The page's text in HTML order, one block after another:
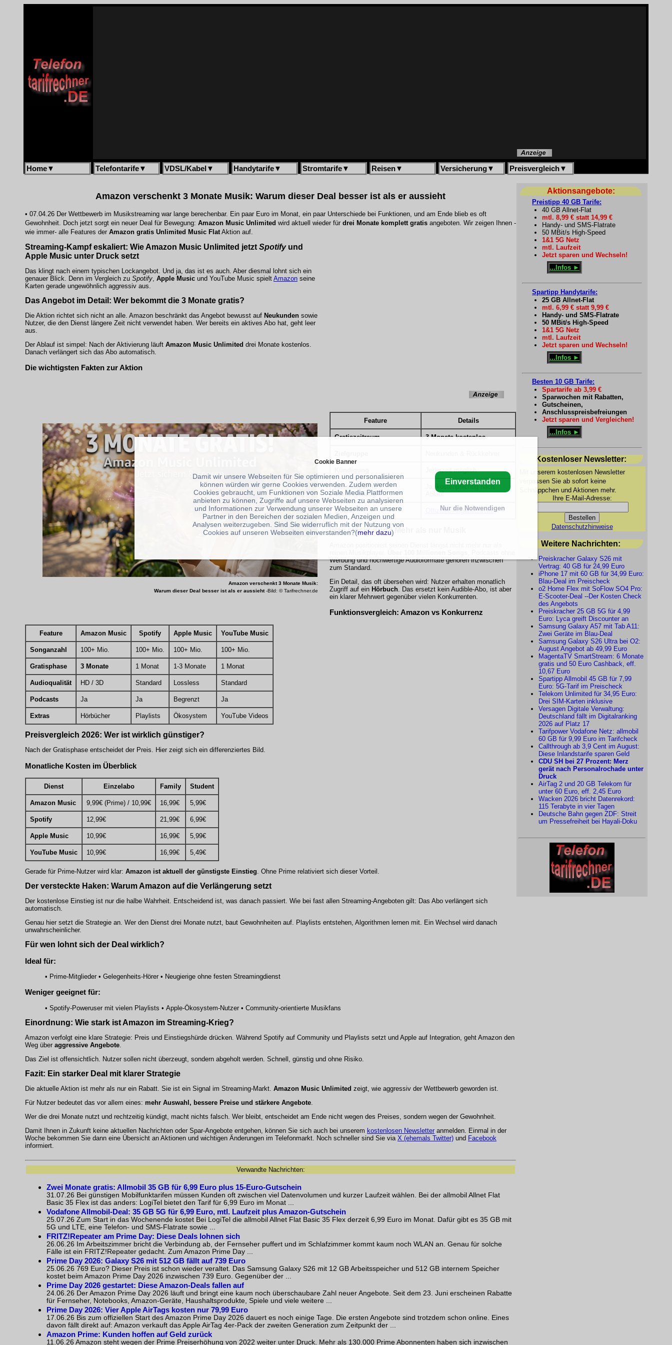
Home▼ Telefontarife▼ VDSL/Kabel ▼ Handytarife▼ Stromtarife▼ Reisen▼ Versicherung▼ Preisvergleich▼
Amazon verschenkt 3 Monate Musik: Warum dieser Deal besser ist als er aussieht
• 07.04.26 Der Wettbewerb im Musikstreaming war lange berechenbar. Ein paar Euro im Monat, ein paar Unterschiede bei Funktionen, und am Ende blieb es oft
Gewohnheit. Doch jetzt sorgt ein neuer Deal für Bewegung: Amazon Music Unlimited wird aktuell wieder für drei Monate komplett gratis angeboten. Wir zeigen Ihnen -
wie immer- alle Features der Amazon gratis Unlimited Music FlatAktion auf.
Streaming-Kampf eskaliert: Wie Amazon Music Unlimited jetzt Spotifyund
Apple Music unter Druck setzt
Das klingt nach einem typischen Lockangebot. Und ja, das ist es auch. Aber diesmal lohnt sich ein
genauer Blick. Denn im Vergleich zu Spotify, Apple Music und YouTube Music spielt Amazon seine
Karten gerade ungewöhnlich aggressiv aus.
Amazon verschenkt 3 Monate Musik:
Warum dieser Deal besser ist als er aussieht-Bild: © Tarifrechner.de
Das Angebot im Detail: Wer bekommt die 3 Monate gratis?
Die Aktion richtet sich nicht an alle. Amazon beschränkt das Angebot bewusst auf Neukunden sowie
Nutzer, die den Dienst längere Zeit nicht verwendet haben. Wer bereits ein aktives Abo hat, geht leer
aus.
Der Ablauf ist simpel: Nach der Aktivierung läuft Amazon Music Unlimited drei Monate kostenlos.
Danach verlängert sich das Abo automatisch.
Die wichtigsten Fakten zur Aktion
Feature Details
Gratiszeitraum 3 Monate kostenlos
Jederzeit möglich
Automatische
Verlängerung
Ja, kostenpflichtig nach
Ablauf
Quelle Offizielle Angebotsseite
Was steckt drin? Mehr als nur Musik
Werbung und hochwertige Audioformate gehören inzwischen
zum Standard.
Ein Detail, das oft übersehen wird: Nutzer erhalten monatlich
Zugriff auf ein Hörbuch. Das ersetzt kein Audible-Abo, ist aber
ein klarer Mehrwert gegenüber vielen Konkurrenten.
Funktionsvergleich: Amazon vs Konkurrenz
Feature Amazon Music Spotify Apple Music YouTube Music
Songanzahl 100+ Mio. 100+ Mio. 100+ Mio. 100+ Mio.
Gratisphase 3 Monate 1 Monat 1-3 Monate 1 Monat
Audioqualität HD / 3D Standard Lossless Standard
Podcasts Ja Ja Begrenzt Ja
Extras Hörbücher Playlists Ökosystem YouTube Videos
Preisvergleich 2026: Wer ist wirklich günstiger?
Nach der Gratisphase entscheidet der Preis. Hier zeigt sich ein differenziertes Bild.
Monatliche Kosten im Überblick
Dienst Einzelabo Family Student
Amazon Music 9,99€ (Prime) / 10,99€ 16,99€ 5,99€
Spotify 12,99€ 21,99€ 6,99€
Apple Music 10,99€ 16,99€ 5,99€
YouTube Music 10,99€ 16,99€ 5,49€
Gerade für Prime-Nutzer wird klar: Amazon ist aktuell der günstigste Einstieg . Ohne Prime relativiert sich dieser Vorteil.
Der versteckte Haken: Warum Amazon auf die Verlängerung setzt
Der kostenlose Einstieg ist nur die halbe Wahrheit. Entscheidend ist, was danach passiert. Wie bei fast allen Streaming-Angeboten gilt: Das Abo verlängert sich
automatisch.
Genau hier setzt die Strategie an. Wer den Dienst drei Monate nutzt, baut Gewohnheiten auf. Playlists entstehen, Algorithmen lernen mit. Ein Wechsel wird danach
unwahrscheinlicher.
Für wen lohnt sich der Deal wirklich?
Ideal für:
• Prime-Mitglieder • Gelegenheits-Hörer • Neugierige ohne festen Streamingdienst
Weniger geeignet für:
• Spotify-Poweruser mit vielen Playlists • Apple-Ökosystem-Nutzer • Community-orientierte Musikfans
Einordnung: Wie stark ist Amazon im Streaming-Krieg?
Amazon verfolgt eine klare Strategie: Preis und Einstiegshürde drücken. Während Spotify auf Community und Playlists setzt und Apple auf Integration, geht Amazon den
Weg über aggressive Angebote
Das Ziel ist offensichtlich. Nutzer sollen nicht überzeugt, sondern abgeholt werden. Schnell, günstig und ohne Risiko.
Fazit: Ein starker Deal mit klarer Strategie
Die aktuelle Aktion ist mehr als nur ein Rabatt. Sie ist ein Signal im Streaming-Markt. Amazon Music Unlimited zeigt, wie aggressiv der Wettbewerb geworden ist.
Für Nutzer bedeutet das vor allem eines: mehr Auswahl, bessere Preise und stärkere Angebote
Wer die drei Monate nutzt und rechtzeitig kündigt, macht nichts falsch. Wer bleibt, entscheidet am Ende nicht wegen des Preises, sondern wegen der Gewohnheit.
Damit Ihnen in Zukunft keine aktuellen Nachrichten oder Spar-Angebote entgehen, können Sie sich auch bei unserem kostenlosen Newsletter anmelden. Einmal in der
Woche bekommen Sie dann eine Übersicht an Aktionen und wichtigen Änderungen im Telefonmarkt. Noch schneller sind Sie via X (ehemals Twitter) und Facebook
informiert.
Verwandte Nachrichten:
Zwei Monate gratis: Allmobil 35 GB für 6,99 Euro plus 15-Euro-Gutschein
31.07.26 Bei günstigen Mobilfunktarifen müssen Kunden oft zwischen viel Datenvolumen und kurzer Laufzeit wählen. Bei der allmobil Allnet Flat
Basic 35 Flex ist das anders: LogiTel bietet den Tarif für 6,99 Euro im Monat ...
Vodafone Allmobil-Deal: 35 GB 5G für 6,99 Euro, mtl. Laufzeit plus Amazon-Gutschein
25.07.26 Zum Start in das Wochenende kostet Bei LogiTel die allmobil Allnet Flat Basic 35 Flex derzeit 6,99 Euro im Monat. Dafür gibt es 35 GB mit
5G und LTE, eine Telefon- und SMS-Flatrate sowie ...
FRITZ!Repeater am Prime Day: Diese Deals lohnen sich
26.06.26 Im Arbeitszimmer bricht die Verbindung ab, der Fernseher puffert und im Schlafzimmer kommt kaum noch WLAN an. Genau für solche
Fälle ist ein FRITZ!Repeater gedacht. Zum Amazon Prime Day ...
Prime Day 2026: Galaxy S26 mit 512 GB fällt auf 739 Euro
25.06.26 769 Euro? Dieser Preis ist schon wieder veraltet. Das Samsung Galaxy S26 mit 12 GB Arbeitsspeicher und 512 GB internem Speicher
kostet beim Amazon Prime Day 2026 inzwischen 739 Euro. Gegenüber der ...
Prime Day 2026 gestartet: Diese Amazon-Deals fallen auf
24.06.26 Der Amazon Prime Day 2026 läuft und bringt eine kaum noch überschaubare Zahl neuer Angebote. Seit dem 23. Juni erscheinen Rabatte
für Fernseher, Notebooks, Amazon-Geräte, Haushaltsprodukte, Spiele und viele weitere ...
Prime Day 2026: Vier Apple AirTags kosten nur 79,99 Euro
17.06.26 Bis zum offiziellen Start des Amazon Prime Day 2026 dauert es noch einige Tage. Die ersten Angebote sind trotzdem schon online. Eines
davon fällt direkt auf: Amazon verkauft das Apple AirTag 4er-Pack der zweiten Generation zum Zeitpunkt der ...
Amazon Prime: Kunden hoffen auf Geld zurück
11.06.26 Amazon steht wegen der Prime Preiserhöhung von 2022 weiter unter Druck. Mehr als 130.000 Prime Abonnenten haben sich inzwischen
Aktionsangebote:
Preistipp 40 GB Tarife:
40 GB Allnet-Flat
mtl. 8,99 € statt 14,99 €
Handy- und SMS-Flatrate
50 MBit/s High-Speed
1&1 5G Netz
mtl. Laufzeit
Jetzt sparen und Wechseln!
...Infos ►
Spartipp Handytarife:
25 GB Allnet-Flat
mtl. 6,99 € statt 9,99 €
Handy- und SMS-Flatrate
50 MBit/s High-Speed
1&1 5G Netz
mtl. Laufzeit
Jetzt sparen und Wechseln!
...Infos ►
Besten 10 GB Tarife:
Spartarife ab 3,99 €
Sparwochen mit Rabatten,
Gutscheinen,
Anschlusspreisbefreiungen
Jetzt sparen und Vergleichen!
...Infos ►
Kostenloser Newsletter:
Mit unserem kostenlosen Newsletter
verpassen Sie ab sofort keine
Schnäppchen und Aktionen mehr.
Ihre E-Mail-Adresse:
Datenschutzhinweise
Weitere Nachrichten:
Preiskracher Galaxy S26 mit
Vertrag: 40 GB für 24,99 Euro
iPhone 17 mit 60 GB für 34,99 Euro:
Blau-Deal im Preischeck
o2 Home Flex mit SoFlow SO4 Pro:
E-Scooter-Deal --Der Kosten Check
des Angebots
Preiskracher 25 GB 5G für 4,99
Euro: Lyca greift Discounter an
Samsung Galaxy A57 mit Tab A11:
Zwei Geräte im Blau-Deal
Samsung Galaxy S26 Ultra bei O2:
August Angebot ab 49,99 Euro
MagentaTV SmartStream: 6 Monate
gratis und 50 Euro Cashback, eff.
10,67 Euro
Spartipp Allmobil 45 GB für 7,99
Euro: 5G-Tarif im Preischeck
Telekom Unlimited für 34,95 Euro:
Drei SIM-Karten inklusive
Versagen Digitale Verwaltung:
Deutschland fällt im Digitalranking
2026 auf Platz 17
Tarifpower Vodafone Netz: allmobil
60 GB für 9,99 Euro im Tarifcheck
Callthrough ab 3,9 Cent im August:
Diese Inlandstarife sparen Geld
CDU SH bei 27 Prozent: Merz
gerät nach Personalrochade unter
Druck
AirTag 2 und 20 GB Telekom für
unter 60 Euro, eff. 2,45 Euro
Wacken 2026 bricht Datenrekord:
115 Terabyte in vier Tagen
Deutsche Bahn gegen ZDF: Streit
um Pressefreiheit bei Hayali-Doku
Cookie Banner
Damit wir unsere Webseiten für Sie optimieren und personalisieren
können würden wir gerne Cookies verwenden. Zudem werden
Cookies gebraucht, um Funktionen von Soziale Media Plattformen
anbieten zu können, Zugriffe auf unsere Webseiten zu analysieren
und Informationen zur Verwendung unserer Webseiten an unsere
Partner in den Bereichen der sozialen Medien, Anzeigen und
Analysen weiterzugeben. Sind Sie widerruflich mit der Nutzung von
Cookies auf unseren Webseiten einverstanden?(mehr dazu)
Einverstanden
Nur die Notwendigen